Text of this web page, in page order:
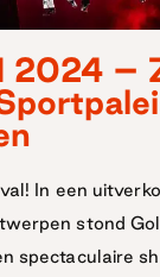
Goldband
–
Dome &
Sportpaleis
Antwerpen
2024 –
In een
stond
spectaculaire